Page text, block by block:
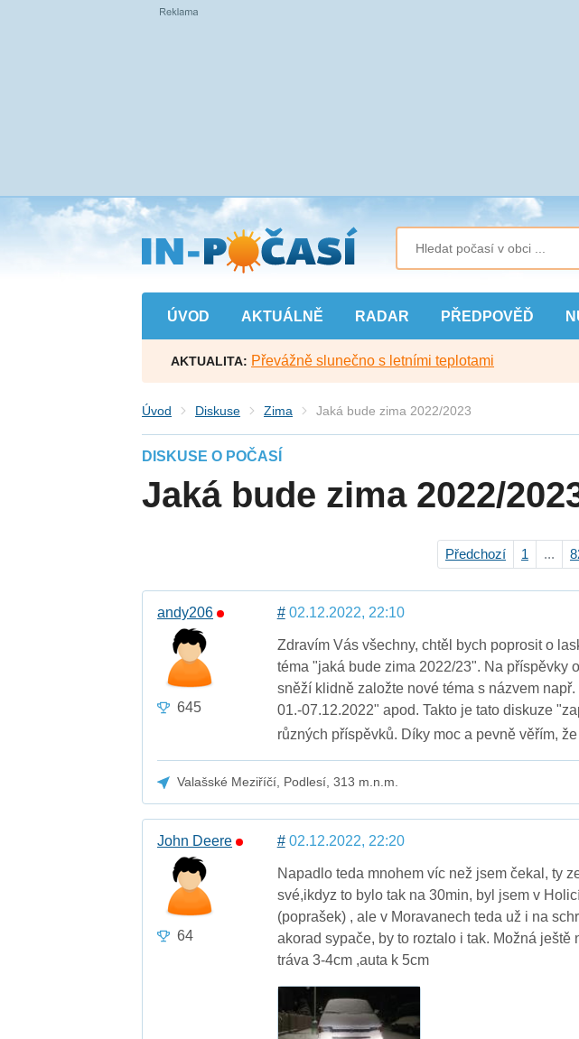
Přejít
na
hlavní
obsah
ÚVOD AKTUÁLNĚ RADAR PŘEDPOVĚĎ
AKTUALITA: Převážně slunečno s letními teplotami
Úvod Diskuse Zima Jaká bude zima 2022/2023
DISKUSE O POČASÍ
Jaká bude zima 2022/
Předchozí 1 ...
andy206
645
#02.12.2022, 22:10
Zdravím Vás všechny, chtěl bych poprosit o
téma "jaká bude zima 2022/23". Na příspěvky
sněží klidně založte nové téma s názvem např.
01.-07.12.2022" apod. Takto je tato diskuze
různých příspěvků. Díky moc a pevně věřím,
Valašské Meziříčí, Podlesí, 313 m.n.m.
John Deere
64
#02.12.2022, 22:20
Napadlo teda mnohem víc než jsem čekal, ty
své,ikdyz to bylo tak na 30min, byl jsem v
(poprašek) , ale v Moravanech teda už i na
akorad sypače, by to roztalo i tak. Možná ještě
tráva 3-4cm ,auta k 5cm